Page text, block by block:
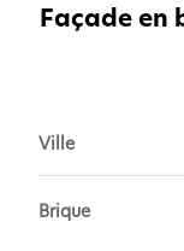
Façade en
Ville
Brique